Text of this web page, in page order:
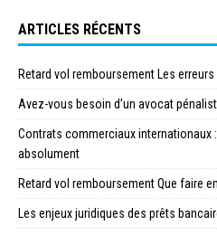
ARTICLES RÉCENTS
Retard vol remboursement Les
Avez-vous besoin d’un avocat
Contrats commerciaux internationaux
absolument
Retard vol remboursement Que faire
Les enjeux juridiques des prêts